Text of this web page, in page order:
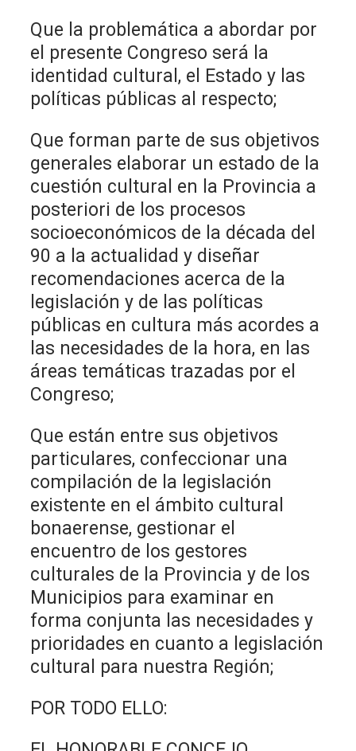
Que la problemática a abordar por
el presente Congreso será la
identidad cultural, el Estado y las
políticas públicas al respecto;
Que forman parte de sus objetivos
generales elaborar un estado de la
cuestión cultural en la Provincia a
posteriori de los procesos
socioeconómicos de la década del
90 a la actualidad y diseñar
recomendaciones acerca de la
legislación y de las políticas
públicas en cultura más acordes a
las necesidades de la hora, en las
áreas temáticas trazadas por el
Congreso;
Que están entre sus objetivos
particulares, confeccionar una
compilación de la legislación
existente en el ámbito cultural
bonaerense, gestionar el
encuentro de los gestores
culturales de la Provincia y de los
Municipios para examinar en
forma conjunta las necesidades y
prioridades en cuanto a legislación
cultural para nuestra Región;
POR TODO ELLO: